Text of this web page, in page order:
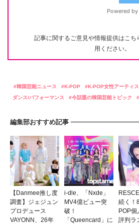
記事に関するご意見や情報提供はこち
用ください。
韓国芸能ニュース K-POP K-POP女性アーティス
ダンス/パフォーマンス
今話題の韓国芸能トピック
編集部おすすめ記事
【Danmee推し度
調査】ジェジュン
プロデュース
VAYONN、26年
i-dle、「Nxde」
MV4億ビュー突
破！
「Queencard」に
続く！
POP個
評判ラ